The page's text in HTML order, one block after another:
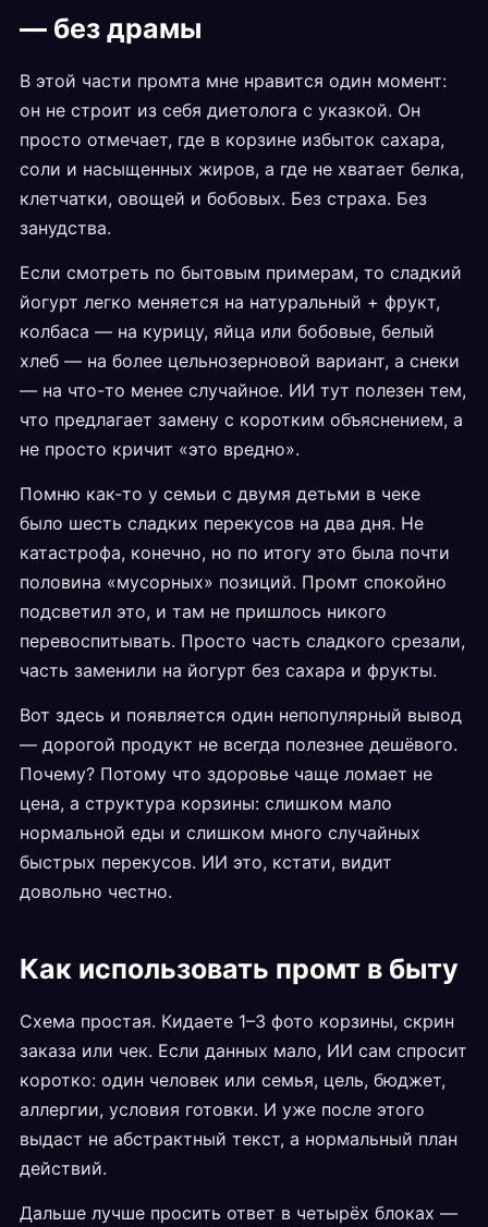
— без драмы
В этой части промта мне нравится один момент:
он не строит из себя диетолога с указкой. Он
просто отмечает, где в корзине избыток сахара,
соли и насыщенных жиров, а где не хватает белка,
клетчатки, овощей и бобовых. Без страха. Без
занудства.
Если смотреть по бытовым примерам, то сладкий
йогурт легко меняется на натуральный + фрукт,
колбаса — на курицу, яйца или бобовые, белый
хлеб — на более цельнозерновой вариант, а снеки
— на что-то менее случайное. ИИ тут полезен тем,
что предлагает замену с коротким объяснением, а
не просто кричит «это вредно».
Помню как-то у семьи с двумя детьми в чеке
было шесть сладких перекусов на два дня. Не
катастрофа, конечно, но по итогу это была почти
половина «мусорных» позиций. Промт спокойно
подсветил это, и там не пришлось никого
перевоспитывать. Просто часть сладкого срезали,
часть заменили на йогурт без сахара и фрукты.
Вот здесь и появляется один непопулярный вывод
— дорогой продукт не всегда полезнее дешёвого.
Почему? Потому что здоровье чаще ломает не
цена, а структура корзины: слишком мало
нормальной еды и слишком много случайных
быстрых перекусов. ИИ это, кстати, видит
довольно честно.
Как использовать промт в быту
Схема простая. Кидаете 1–3 фото корзины, скрин
заказа или чек. Если данных мало, ИИ сам спросит
коротко: один человек или семья, цель, бюджет,
аллергии, условия готовки. И уже после этого
выдаст не абстрактный текст, а нормальный план
действий.
Дальше лучше просить ответ в четырёх блоках —